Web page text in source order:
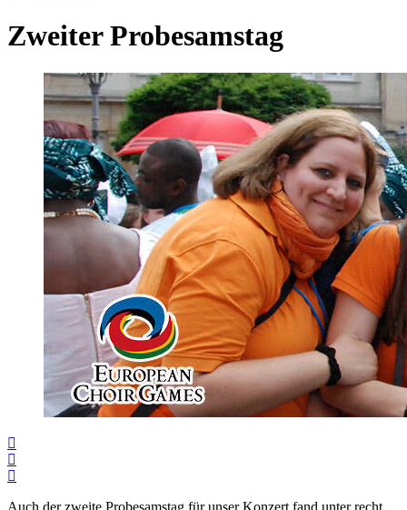
Zweiter Probesamstag
Auch der zweite Probesamstag für unser Konzert fand unter recht